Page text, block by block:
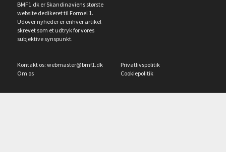
BMF1.dk er Skandinaviens største
website dedikeret til Formel 1.
Udover nyheder er enhver artikel
skrevet som et udtryk for vores
subjektive synspunkt.
Kontakt os: webmaster@bmf1.dk
Om os
Privatlivspolitik
Cookiepolitik